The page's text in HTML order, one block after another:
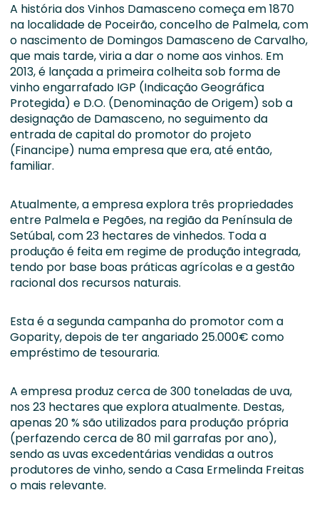
A história dos Vinhos Damasceno começa em 1870
na localidade de Poceirão, concelho de Palmela, com
o nascimento de Domingos Damasceno de Carvalho,
que mais tarde, viria a dar o nome aos vinhos. Em
2013, é lançada a primeira colheita sob forma de
vinho engarrafado IGP (Indicação Geográfica
Protegida) e D.O. (Denominação de Origem) sob a
designação de Damasceno, no seguimento da
entrada de capital do promotor do projeto
(Financipe) numa empresa que era, até então,
familiar.
Atualmente, a empresa explora três propriedades
entre Palmela e Pegões, na região da Península de
Setúbal, com 23 hectares de vinhedos. Toda a
produção é feita em regime de produção integrada,
tendo por base boas práticas agrícolas e a gestão
racional dos recursos naturais.
Esta é a segunda campanha do promotor com a
Goparity, depois de ter angariado 25.000€ como
empréstimo de tesouraria.
A empresa produz cerca de 300 toneladas de uva,
nos 23 hectares que explora atualmente. Destas,
apenas 20 % são utilizados para produção própria
(perfazendo cerca de 80 mil garrafas por ano),
sendo as uvas excedentárias vendidas a outros
produtores de vinho, sendo a Casa Ermelinda Freitas
o mais relevante.